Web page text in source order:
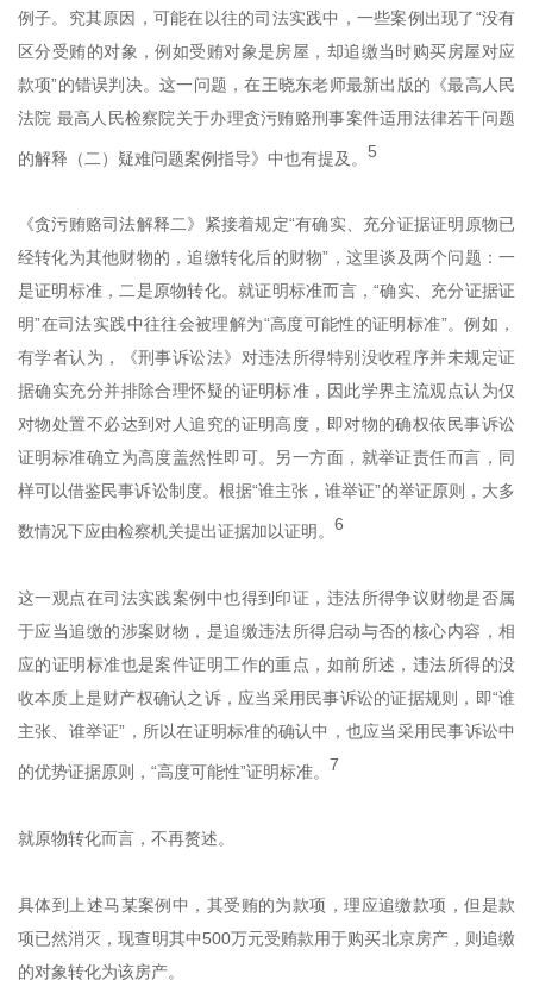
例子。究其原因，可能在以往的司法实践中，一些案例出现了“没有
区分受贿的对象，例如受贿对象是房屋，却追缴当时购买房屋对应
款项”的错误判决。这一问题，在王晓东老师最新出版的《最高人民
法院 最高人民检察院关于办理贪污贿赂刑事案件适用法律若干问题
的解释（二）疑难问题案例指导》中也有提及。 5
《贪污贿赂司法解释二》紧接着规定“有确实、充分证据证明原物已
经转化为其他财物的，追缴转化后的财物”，这里谈及两个问题：一
是证明标准，二是原物转化。就证明标准而言，“确实、充分证据证
明”在司法实践中往往会被理解为“高度可能性的证明标准”。例如，
有学者认为，《刑事诉讼法》对违法所得特别没收程序并未规定证
据确实充分并排除合理怀疑的证明标准，因此学界主流观点认为仅
对物处置不必达到对人追究的证明高度，即对物的确权依民事诉讼
证明标准确立为高度盖然性即可。另一方面，就举证责任而言，同
样可以借鉴民事诉讼制度。根据“谁主张，谁举证”的举证原则，大多
数情况下应由检察机关提出证据加以证明。 6
这一观点在司法实践案例中也得到印证，违法所得争议财物是否属
于应当追缴的涉案财物，是追缴违法所得启动与否的核心内容，相
应的证明标准也是案件证明工作的重点，如前所述，违法所得的没
收本质上是财产权确认之诉，应当采用民事诉讼的证据规则，即“谁
主张、谁举证”，所以在证明标准的确认中，也应当采用民事诉讼中
的优势证据原则，“高度可能性”证明标准。 7
就原物转化而言，不再赘述。
具体到上述马某案例中，其受贿的为款项，理应追缴款项，但是款
项已然消灭，现查明其中500万元受贿款用于购买北京房产，则追缴
的对象转化为该房产。